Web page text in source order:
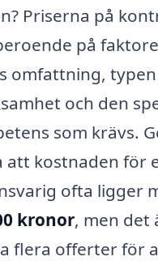
Priserna på
på
omfattning,
och den
som krävs.
att kostnaden för
ofta ligger
kronor, men det
flera offerter för